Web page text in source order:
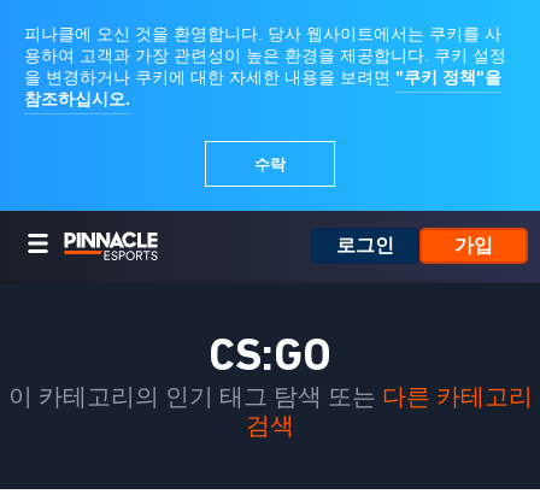
로그인 가입
CS:GO
이 카테고리의 인기 태그 탐색 또는 다른 카테고리
검색